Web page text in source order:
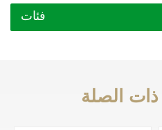
فئات
ذات الصلة